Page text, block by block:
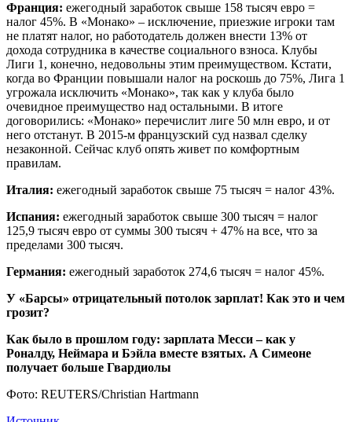
Франция: ежегодный заработок свыше 158 тысяч евро =
налог 45%. В «Монако» – исключение, приезжие игроки там
не платят налог, но работодатель должен внести 13% от
дохода сотрудника в качестве социального взноса. Клубы
Лиги 1, конечно, недовольны этим преимуществом. Кстати,
когда во Франции повышали налог на роскошь до 75%, Лига 1
угрожала исключить «Монако», так как у клуба было
очевидное преимущество над остальными. В итоге
договорились: «Монако» перечислит лиге 50 млн евро, и от
него отстанут. В 2015-м французский суд назвал сделку
незаконной. Сейчас клуб опять живет по комфортным
правилам.
Италия: ежегодный заработок свыше 75 тысяч = налог 43%.
Испания: ежегодный заработок свыше 300 тысяч = налог
125,9 тысяч евро от суммы 300 тысяч + 47% на все, что за
пределами 300 тысяч.
Германия: ежегодный заработок 274,6 тысяч = налог 45%.
У «Барсы» отрицательный потолок зарплат! Как это и чем
грозит?
Как было в прошлом году: зарплата Месси – как у
Роналду, Неймара и Бэйла вместе взятых. А Симеоне
получает больше Гвардиолы
Фото: REUTERS/Christian Hartmann